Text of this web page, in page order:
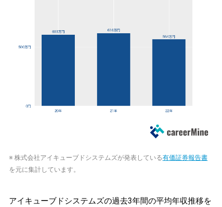
※ 株式会社アイキューブドシステムズが発表している有価証券報告書
を元に集計しています。
アイキューブドシステムズの過去3年間の平均年収推移を